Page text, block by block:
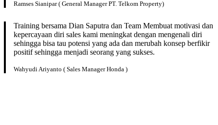
Ramses Sianipar ( General Manager PT. Telkom Property)
Training bersama Dian Saputra dan Team Membuat motivasi dan
kepercayaan diri sales kami meningkat dengan mengenali diri
sehingga bisa tau potensi yang ada dan merubah konsep berfikir
positif sehingga menjadi seorang yang sukses.
Wahyudi Ariyanto ( Sales Manager Honda )